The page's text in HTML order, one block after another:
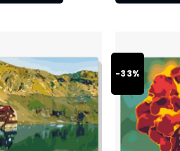
-33%